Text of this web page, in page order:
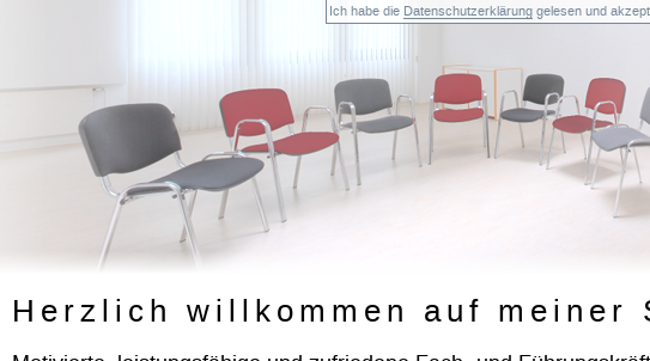
Herzlich willkommen auf meiner
Ich habe die Datenschutzerklärunggelesen und